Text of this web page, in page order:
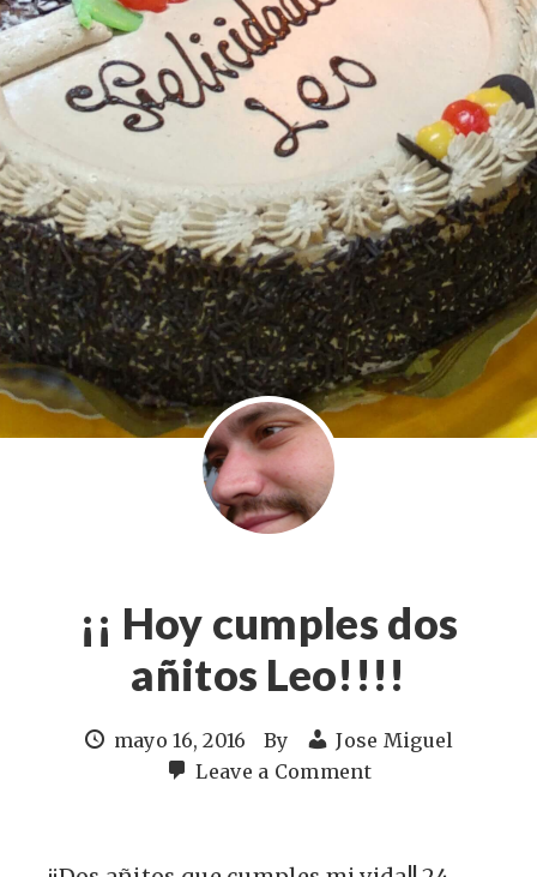
¡¡ Hoy cumples dos
añitos Leo!!!!
mayo 16, 2016 By
Jose Miguel
Leave a Comment